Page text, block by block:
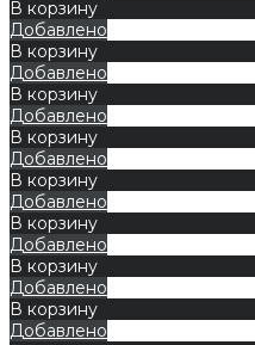
В корзину
Добавлено
В корзину
Добавлено
В корзину
Добавлено
В корзину
Добавлено
В корзину
Добавлено
В корзину
Добавлено
В корзину
Добавлено
В корзину
Добавлено